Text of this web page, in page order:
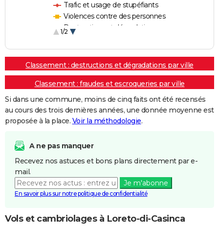
Trafic et usage de stupéfiants
Violences contre des personnes
Destructions et dégradations
1/2
Classement : destructions et dégradations par ville
Classement : fraudes et escroqueries par ville
Si dans une commune, moins de cinq faits ont été recensés
au cours des trois dernières années, une donnée moyenne est
proposée à la place. Voir la méthodologie.
A ne pas manquer
Recevez nos astuces et bons plans directement par e-
mail.
Je m'abonne
En savoir plus sur notre politique de confidentialité
Vols et cambriolages à Loreto-di-Casinca